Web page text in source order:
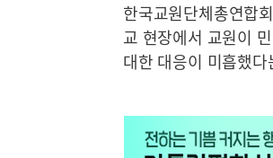
한국교원단체총연합
교 현장에서 교원이
대한 대응이 미흡했